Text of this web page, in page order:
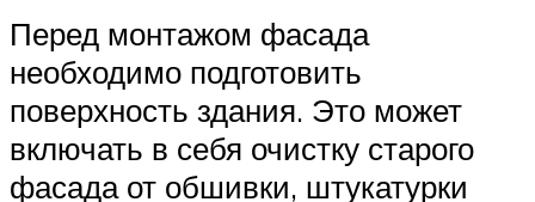
Перед монтажом фасада
необходимо подготовить
поверхность здания. Это может
включать в себя очистку старого
фасада от обшивки, штукатурки